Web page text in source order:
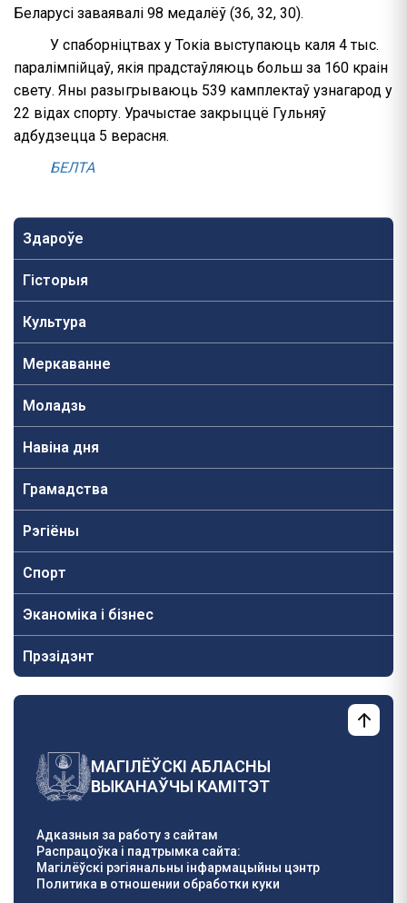
Здароўе
Гісторыя
Культура
Меркаванне
Моладзь
Навiна дня
Грамадства
Рэгіёны
Спорт
Эканоміка і бізнес
Прэзідэнт
Беларусі заваявалі 98 медалёў (36, 32, 30).
У спаборніцтвах у Токіа выступаюць каля 4 тыс.
паралімпійцаў, якія прадстаўляюць больш за 160 краін
свету. Яны разыгрываюць 539 камплектаў узнагарод у
22 відах спорту. Урачыстае закрыццё Гульняў
адбудзецца 5 верасня.
БЕЛТА
МАГІЛЁЎСКІ АБЛАСНЫ
ВЫКАНАЎЧЫ КАМІТЭТ
Адказныя за работу з сайтам
Распрацоўка і падтрымка сайта:
Магілёўскі рэгіянальны інфармацыйны цэнтр
Политика в отношении обработки куки